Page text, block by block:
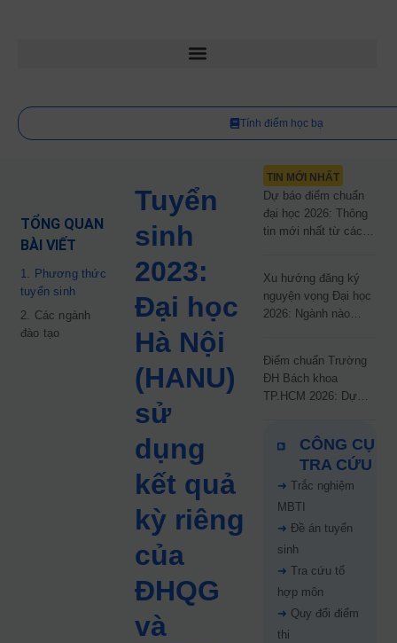
Tính điểm học bạ
TỔNG QUAN
BÀI VIẾT
1. Phương thức
tuyển sinh
2. Các ngành
đào tạo
Tuyển
sinh
2023:
Đại học
Hà Nội
(HANU)
sử
dụng
kết quả
kỳ riêng
của
ĐHQG
và
TIN MỚI NHẤT
Dự báo điểm chuẩn
đại học 2026: Thông
tin mới nhất từ các
Xu hướng đăng ký
nguyện vọng Đại học
2026: Ngành nào
Điểm chuẩn Trường
ĐH Bách khoa
TP.HCM 2026: Dự
67%
CÔNG CỤ
TRA CỨU
➜ Trắc nghiệm
MBTI
➜ Đề án tuyển
sinh
➜ Tra cứu tổ
hợp môn
➜ Quy đổi điểm
thi